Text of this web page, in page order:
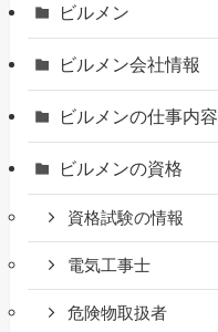
ビルメン
ビルメン会社情報
ビルメンの仕事内容
ビルメンの資格
資格試験の情報
電気工事士
危険物取扱者